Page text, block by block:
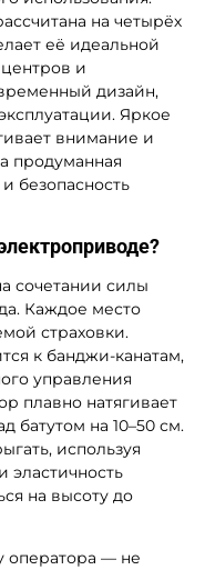
на четырёх
её идеальной
и
дизайн,
Яркое
внимание и
продуманная
безопасность
сочетании силы
Каждое место
страховки.
к банджи-канатам,
управления
плавно натягивает
батутом на 10–50 см.
используя
эластичность
на высоту до
оператора — не